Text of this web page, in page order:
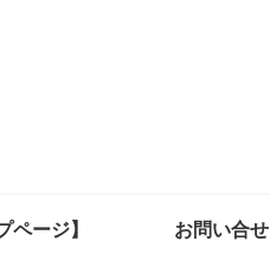
ページ】 お問い合せ